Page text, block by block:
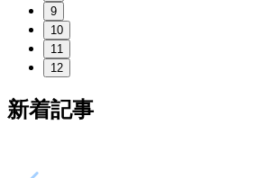
9
10
11
12
新着記事